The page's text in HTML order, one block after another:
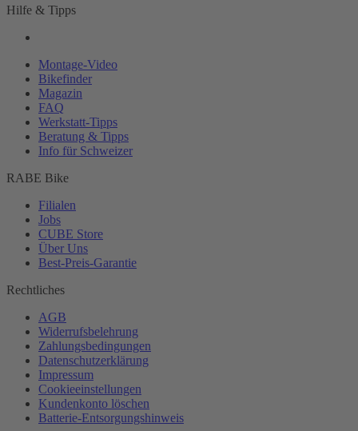
Hilfe & Tipps
Montage-Video
Bikefinder
Magazin
FAQ
Werkstatt-Tipps
Beratung & Tipps
Info für Schweizer
RABE Bike
Filialen
Jobs
CUBE Store
Über Uns
Best-Preis-Garantie
Rechtliches
AGB
Widerrufsbelehrung
Zahlungsbedingungen
Datenschutzerklärung
Impressum
Cookieeinstellungen
Kundenkonto löschen
Batterie-Entsorgungshinweis